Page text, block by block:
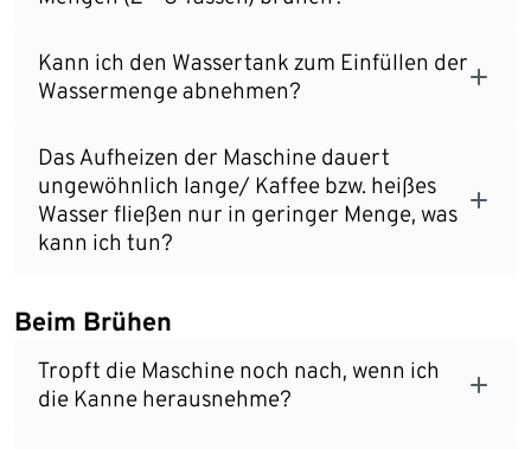
Kann ich den Wassertank zum Einfüllen der
Wassermenge abnehmen?
Das Aufheizen der Maschine dauert
ungewöhnlich lange/ Kaffee bzw. heißes
Wasser fließen nur in geringer Menge, was
kann ich tun?
Beim Brühen
Tropft die Maschine noch nach, wenn ich
die Kanne herausnehme?